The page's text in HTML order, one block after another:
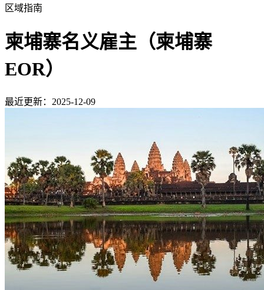
区域指南
柬埔寨名义雇主（柬埔寨
EOR）
最近更新：2025-12-09